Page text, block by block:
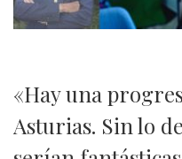
«Hay una
Asturias. Sin lo